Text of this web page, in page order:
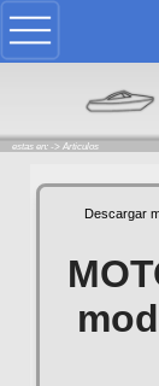
estas en: -> Articulos
Descargar